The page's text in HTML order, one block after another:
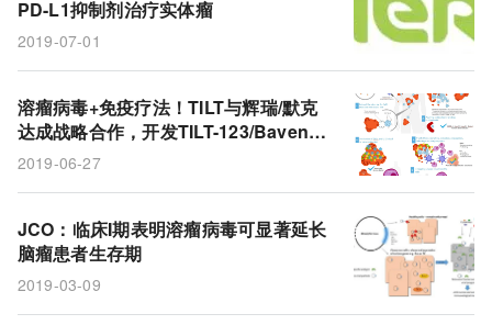
PD-L1抑制剂治疗实体瘤
2019-07-01
溶瘤病毒+免疫疗法！TILT与辉瑞/默克
达成战略合作，开发TILT-123/Bavenci
o用于难治实体瘤
2019-06-27
JCO：临床I期表明溶瘤病毒可显著延长
脑瘤患者生存期
2019-03-09